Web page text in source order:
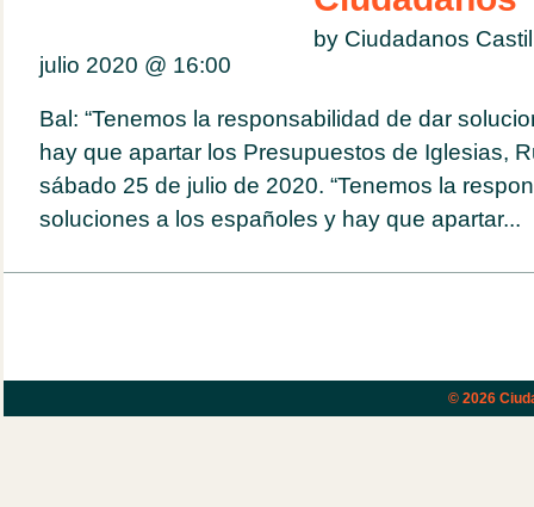
by Ciudadanos
julio 2020 @ 16:00
Bal: “Tenemos la responsabilidad de dar
hay que apartar los Presupuestos de Iglesias,
sábado 25 de julio de 2020. “Tenemos la
soluciones a los españoles y hay que apartar...
© 2026